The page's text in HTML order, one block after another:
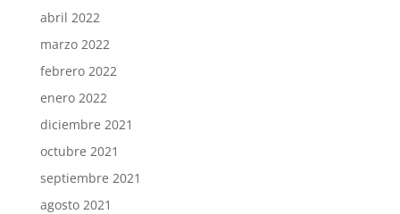
abril 2022
marzo 2022
febrero 2022
enero 2022
diciembre 2021
octubre 2021
septiembre 2021
agosto 2021